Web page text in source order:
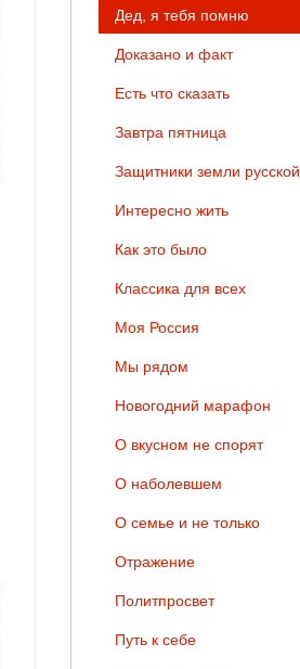
Дед, я тебя помню
Доказано и факт
Есть что сказать
Завтра пятница
Защитники земли русской
Интересно жить
Как это было
Классика для всех
Моя Россия
Мы рядом
Новогодний марафон
О вкусном не спорят
О наболевшем
О семье и не только
Отражение
Политпросвет
Путь к себе